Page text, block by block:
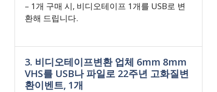
– 1개 구매 시, 비디오테이프 1개를 USB로 변
환해 드립니다.
3. 비디오테이프변환 업체 6mm 8mm
VHS를 USB나 파일로 22주년 고화질변
환이벤트, 1개